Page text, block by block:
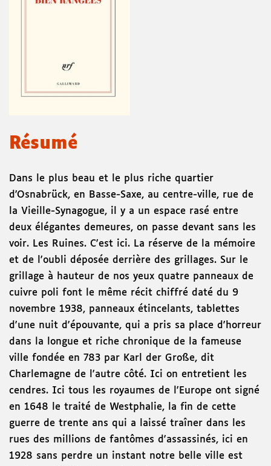
Résumé
Dans le plus beau et le plus riche quartier
d'Osnabrück, en Basse-Saxe, au centre-ville, rue de
la Vieille-Synagogue, il y a un espace rasé entre
deux élégantes demeures, on passe devant sans les
voir. Les Ruines. C'est ici. La réserve de la mémoire
et de l'oubli déposée derrière des grillages. Sur le
grillage à hauteur de nos yeux quatre panneaux de
cuivre poli font le même récit chiffré daté du 9
novembre 1938, panneaux étincelants, tablettes
d'une nuit d'épouvante, qui a pris sa place d'horreur
dans la longue et riche chronique de la fameuse
ville fondée en 783 par Karl der Große, dit
Charlemagne de l'autre côté. Ici on entretient les
cendres. Ici tous les royaumes de l'Europe ont signé
en 1648 le traité de Westphalie, la fin de cette
guerre de trente ans qui a laissé traîner dans les
rues des millions de fantômes d'assassinés, ici en
1928 sans perdre un instant notre belle ville est